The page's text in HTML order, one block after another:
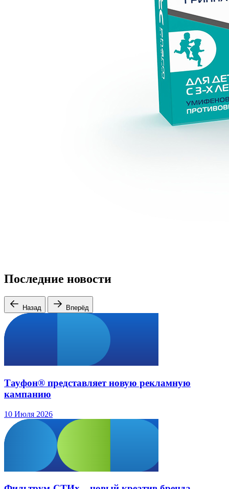
Последние новости
Назад Вперёд
Тауфон® представляет новую рекламную
кампанию
10 Июля 2026